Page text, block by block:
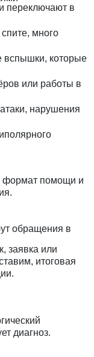
переключают в
много
вспышки, которые
или работы в
нарушения
формат помощи и
обращения в
заявка или
итоговая
диагноз.